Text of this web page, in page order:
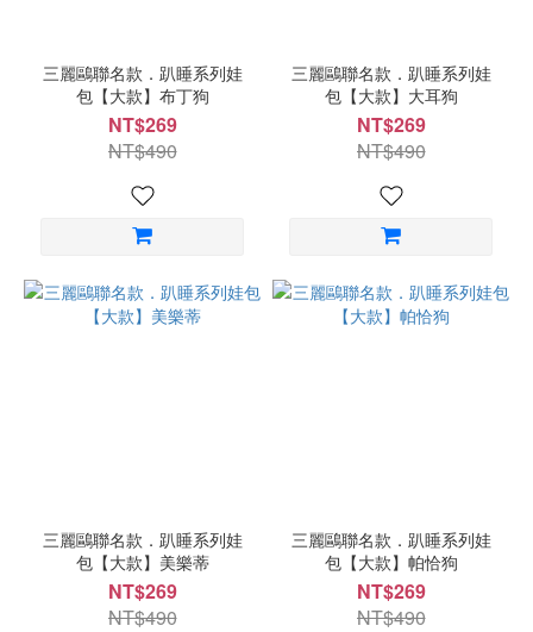
三麗鷗聯名款．趴睡系列娃
包【大款】布丁狗
NT$269
NT$490
三麗鷗聯名款．趴睡系列娃
包【大款】大耳狗
NT$269
NT$490
三麗鷗聯名款．趴睡系列娃
包【大款】美樂蒂
NT$269
NT$490
三麗鷗聯名款．趴睡系列娃
包【大款】帕恰狗
NT$269
NT$490